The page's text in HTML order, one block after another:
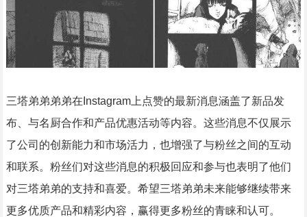
三塔弟弟弟弟在Instagram上点赞的最新消息涵盖了新品发
布、与名厨合作和产品优惠活动等内容。这些消息不仅展示
了公司的创新能力和市场活力，也增强了与粉丝之间的互动
和联系。粉丝们对这些消息的积极回应和参与也表明了他们
对三塔弟弟的支持和喜爱。希望三塔弟弟未来能够继续带来
更多优质产品和精彩内容，赢得更多粉丝的青睐和认可。